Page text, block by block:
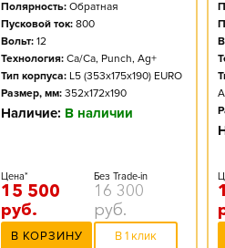
Полярность: Обратная
Пусковой ток: 800
Вольт: 12
Технология: Ca/Ca, Punch, Ag+
Тип корпуса: L5 (353x175x190) EURO
Размер, мм: 352x172x190
Наличие: В наличии
Цена*
15 500
руб.
Без Trade-in
16 300
руб.
В КОРЗИНУ В 1 клик